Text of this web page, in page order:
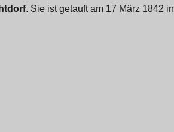
. Sie ist getauft am 17 März 1842 in